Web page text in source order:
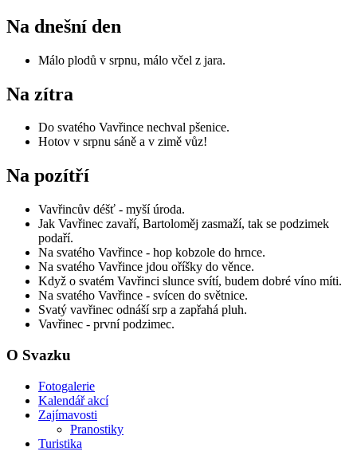
Na dnešní den
Málo plodů v srpnu, málo včel z jara.
Na zítra
Do svatého Vavřince nechval pšenice.
Hotov v srpnu sáně a v zimě vůz!
Na pozítří
Vavřincův déšť - myší úroda.
Jak Vavřinec zavaří, Bartoloměj zasmaží, tak se podzimek
podaří.
Na svatého Vavřince - hop kobzole do hrnce.
Na svatého Vavřince jdou oříšky do věnce.
Když o svatém Vavřinci slunce svítí, budem dobré víno míti.
Na svatého Vavřince - svícen do světnice.
Svatý vavřinec odnáší srp a zapřahá pluh.
Vavřinec - první podzimec.
O Svazku
Fotogalerie
Kalendář akcí
Zajímavosti
Pranostiky
Turistika